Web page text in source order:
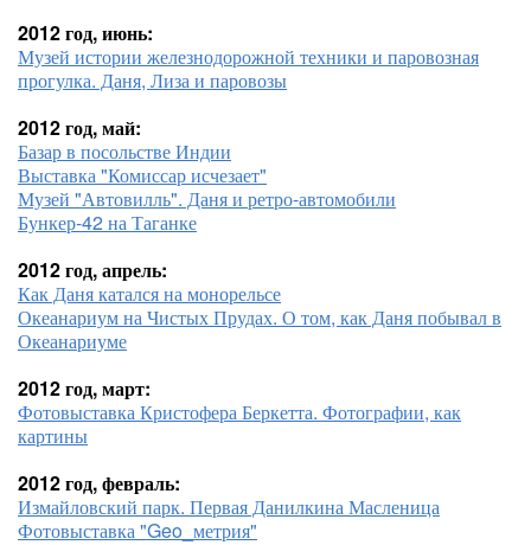
2012 год, июнь:
Музей истории железнодорожной техники и паровозная
прогулка. Даня, Лиза и паровозы
2012 год, май:
Базар в посольстве Индии
Выставка "Комиссар исчезает"
Музей "Автовилль". Даня и ретро-автомобили
Бункер-42 на Таганке
2012 год, апрель:
Как Даня катался на монорельсе
Океанариум на Чистых Прудах. О том, как Даня побывал в
Океанариуме
2012 год, март:
Фотовыставка Кристофера Беркетта. Фотографии, как
картины
2012 год, февраль:
Измайловский парк. Первая Данилкина Масленица
Фотовыставка "Geo_метрия"